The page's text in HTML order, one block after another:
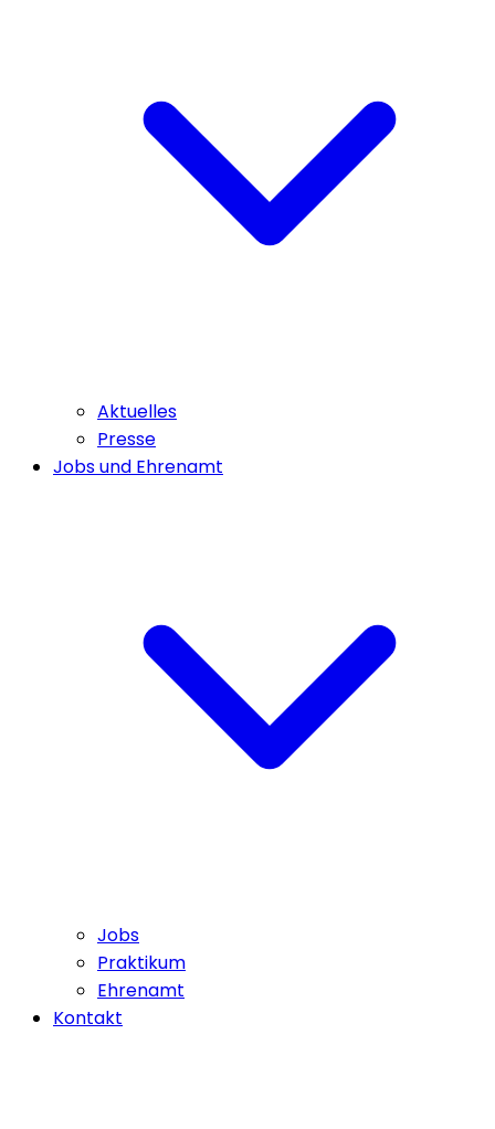
Aktuelles
Presse
Jobs und Ehrenamt
Jobs
Praktikum
Ehrenamt
Kontakt